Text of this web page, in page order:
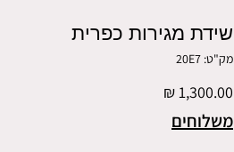
שידת מגירות כפרית
מק"ט: 20E7
משלוחים